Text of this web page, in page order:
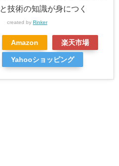
と技術の知識が身につく
created by Rinker
Amazon 楽天市場
Yahooショッピング